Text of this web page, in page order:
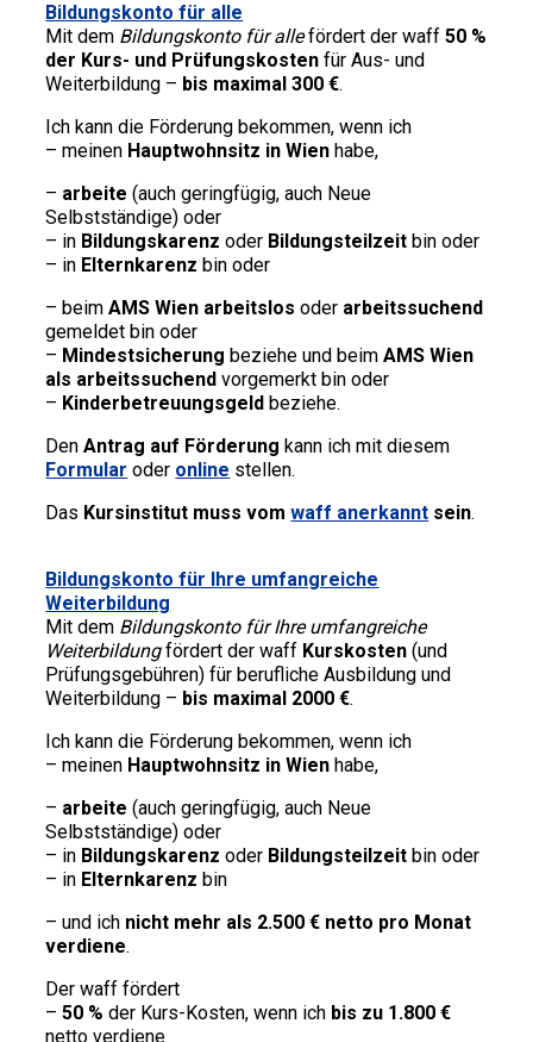
Bildungskonto für alle
Mit dem Bildungskonto für allefördert der waff50 %
der Kurs- und Prüfungskosten für Aus- und
Weiterbildung – bis maximal 300 €.
Ich kann die Förderung bekommen, wenn ich
– meinen Hauptwohnsitz in Wien habe,
– arbeite (auch geringfügig, auch Neue
Selbstständige) oder
– in Bildungskarenz oder Bildungsteilzeit bin oder
– in Elternkarenz bin oder
– beimAMS Wien arbeitslos oder arbeitssuchend
gemeldet bin oder
– Mindestsicherung beziehe und beimAMS Wien
als arbeitssuchend vorgemerkt bin oder
– Kinderbetreuungsgeld beziehe.
DenAntrag auf Förderung kann ich mit diesem
Formular oder online stellen.
Das Kursinstitut muss vomwaff anerkannt sein.
Bildungskonto für Ihre umfangreiche
Weiterbildung
Mit dem Bildungskonto für Ihre umfangreiche
Weiterbildungfördert der waff Kurskosten (und
Prüfungsgebühren) für berufliche Ausbildung und
Weiterbildung – bis maximal 2000 €.
Ich kann die Förderung bekommen, wenn ich
– meinen Hauptwohnsitz in Wien habe,
– arbeite (auch geringfügig, auch Neue
Selbstständige) oder
– in Bildungskarenz oder Bildungsteilzeit bin oder
– in Elternkarenz bin
– und ich nicht mehr als 2.500 € netto pro Monat
verdiene.
Der waff fördert
–50 % der Kurs-Kosten, wenn ich bis zu 1.800 €
netto verdiene